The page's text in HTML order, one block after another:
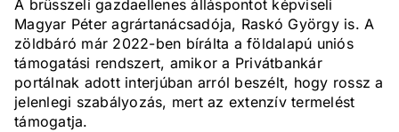
A brüsszeli gazdaellenes álláspontot képviseli
Magyar Péter agrártanácsadója, Raskó György is. A
zöldbáró már 2022-ben bírálta a földalapú uniós
támogatási rendszert, amikor a Privátbankár
portálnak adott interjúban arról beszélt, hogy rossz a
jelenlegi szabályozás, mert az extenzív termelést
támogatja.